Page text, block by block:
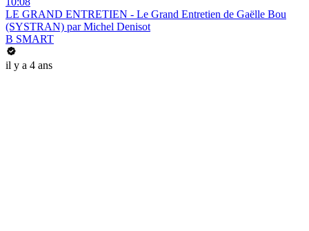
LE GRAND ENTRETIEN - Le Grand Entretien de Gaëlle Bou
(SYSTRAN) par Michel Denisot
B SMART
il y a 4 ans